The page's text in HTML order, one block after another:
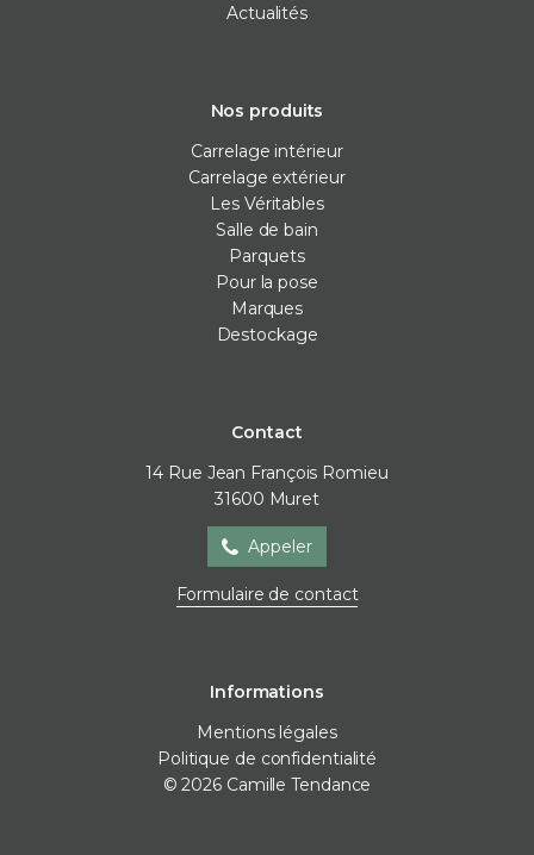
Actualités
Nos produits
Carrelage intérieur
Carrelage extérieur
Les Véritables
Salle de bain
Parquets
Pour la pose
Marques
Destockage
Contact
14 Rue Jean François Romieu
31600 Muret
Appeler
Formulaire de contact
Informations
Mentions légales
Politique de confidentialité
© 2026 Camille Tendance